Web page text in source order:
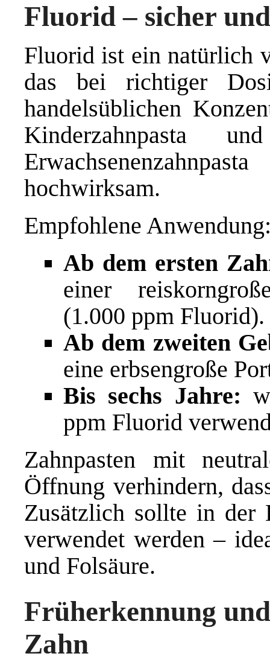
Fluorid – sicher
Fluorid ist ein natürlich
das bei richtiger
handelsüblichen
hochwirksam.
Empfohlene
Ab dem ersten
einer
(1.000 ppm Fluorid).
Ab dem zweiten
eine erbsengroße
Bis sechs Jahre:
ppm Fluorid
Zahnpasten mit
Öffnung verhindern,
Zusätzlich sollte in der
verwendet werden –
und Folsäure.
Früherkennung
Zahn